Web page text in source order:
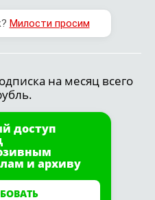
Милости просим
на месяц всего
доступ
и архиву